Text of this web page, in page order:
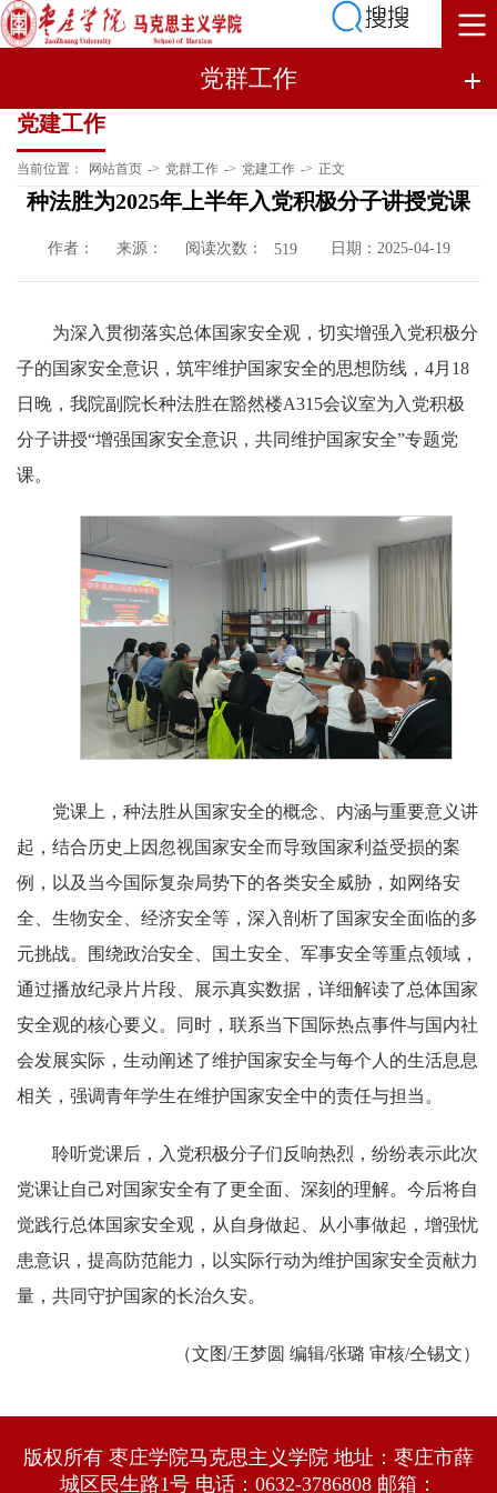
党群工作
党建工作
当前位置： 网站首页 -> 党群工作 -> 党建工作 -> 正文
种法胜为2025年上半年入党积极分子讲授党课
作者： 来源： 阅读次数： 519 日期：2025-04-19
为深入贯彻落实总体国家安全观，切实增强入党积极分
子的国家安全意识，筑牢维护国家安全的思想防线，4月18
日晚，我院副院长种法胜在豁然楼A315会议室为入党积极
分子讲授“增强国家安全意识，共同维护国家安全”专题党
课。
党课上，种法胜从国家安全的概念、内涵与重要意义讲
起，结合历史上因忽视国家安全而导致国家利益受损的案
例，以及当今国际复杂局势下的各类安全威胁，如网络安
全、生物安全、经济安全等，深入剖析了国家安全面临的多
元挑战。围绕政治安全、国土安全、军事安全等重点领域，
通过播放纪录片片段、展示真实数据，详细解读了总体国家
安全观的核心要义。同时，联系当下国际热点事件与国内社
会发展实际，生动阐述了维护国家安全与每个人的生活息息
相关，强调青年学生在维护国家安全中的责任与担当。
聆听党课后，入党积极分子们反响热烈，纷纷表示此次
党课让自己对国家安全有了更全面、深刻的理解。今后将自
觉践行总体国家安全观，从自身做起、从小事做起，增强忧
患意识，提高防范能力，以实际行动为维护国家安全贡献力
量，共同守护国家的长治久安。
（文图/王梦圆 编辑/张璐 审核/仝锡文）
版权所有 枣庄学院马克思主义学院 地址：枣庄市薛
城区民生路1号 电话：0632-3786808 邮箱：